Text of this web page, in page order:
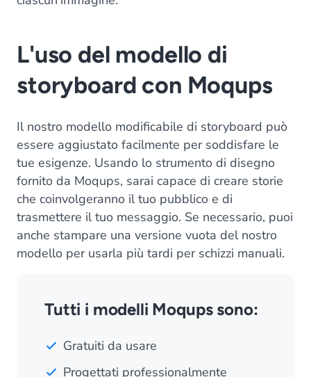
L'uso del modello di
storyboard con Moqups
Il nostro modello modificabile di storyboard può
essere aggiustato facilmente per soddisfare le
tue esigenze. Usando lo strumento di disegno
fornito da Moqups, sarai capace di creare storie
che coinvolgeranno il tuo pubblico e di
trasmettere il tuo messaggio. Se necessario, puoi
anche stampare una versione vuota del nostro
modello per usarla più tardi per schizzi manuali.
Tutti i modelli Moqups sono:
Gratuiti da usare
Progettati professionalmente